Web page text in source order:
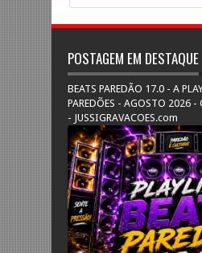
POSTAGEM EM DESTAQUE
BEATS PAREDÃO 17.0 - A
PAREDÕES - AGOSTO 2026
- JUSSIGRAVACOES.com